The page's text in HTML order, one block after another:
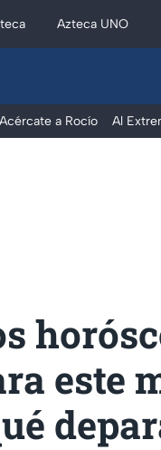
Azteca UNO
Acércate a Rocío Al
este